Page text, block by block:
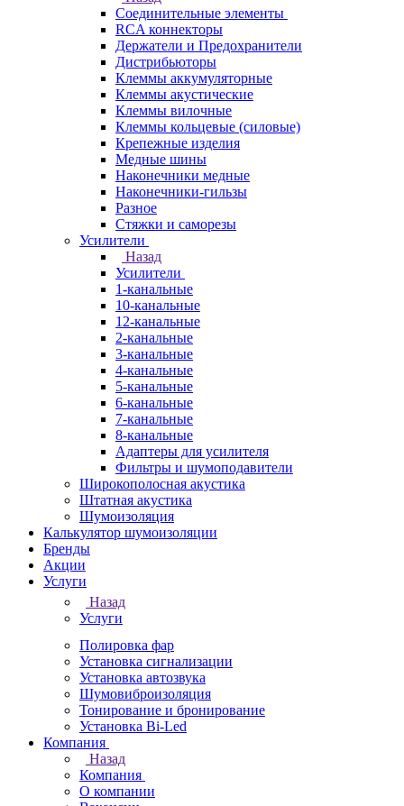
Соединительные элементы
RCA коннекторы
Держатели и Предохранители
Дистрибьюторы
Клеммы аккумуляторные
Клеммы акустические
Клеммы вилочные
Клеммы кольцевые (силовые)
Крепежные изделия
Медные шины
Наконечники медные
Наконечники-гильзы
Разное
Стяжки и саморезы
Усилители
Назад
Усилители
1-канальные
10-канальные
12-канальные
2-канальные
3-канальные
4-канальные
5-канальные
6-канальные
7-канальные
8-канальные
Адаптеры для усилителя
Фильтры и шумоподавители
Широкополосная акустика
Штатная акустика
Шумоизоляция
Калькулятор шумоизоляции
Бренды
Акции
Услуги
Назад
Услуги
Полировка фар
Установка сигнализации
Установка автозвука
Шумовиброизоляция
Тонирование и бронирование
Установка Bi-Led
Компания
Назад
Компания
О компании